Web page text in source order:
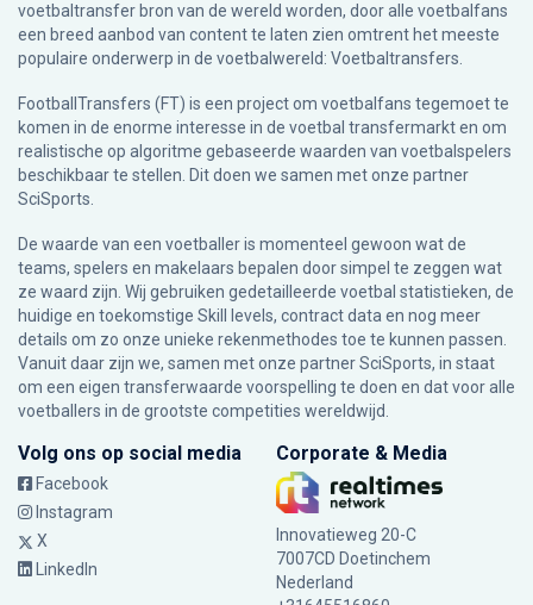
voetbaltransfer bron van de wereld worden, door alle voetbalfans
een breed aanbod van content te laten zien omtrent het meeste
populaire onderwerp in de voetbalwereld: Voetbaltransfers.
FootballTransfers (FT) is een project om voetbalfans tegemoet te
komen in de enorme interesse in de voetbal transfermarkt en om
realistische op algoritme gebaseerde waarden van voetbalspelers
beschikbaar te stellen. Dit doen we samen met onze partner
SciSports
De waarde van een voetballer is momenteel gewoon wat de
teams, spelers en makelaars bepalen door simpel te zeggen wat
ze waard zijn. Wij gebruiken gedetailleerde voetbal statistieken, de
huidige en toekomstige Skill levels, contract data en nog meer
details om zo onze unieke rekenmethodes toe te kunnen passen.
Vanuit daar zijn we, samen met onze partner SciSports, in staat
om een eigen transferwaarde voorspelling te doen en dat voor alle
voetballers in de grootste competities wereldwijd.
Volg ons op social media
Facebook
Instagram
X
LinkedIn
Corporate & Media
Innovatieweg 20-C
7007CD Doetinchem
Nederland